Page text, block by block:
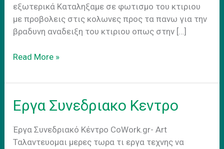
εξωτερικά Kαταληξαμε σε φωτισμο του κτιριου
με προβολεις στις κολωνες προς τα πανω για την
βραδυνη αναδειξη του κτιριου οπως στην […]
CoWork.gr
εξωτερικα
Read More »
Εργα Συνεδριακο Κεντρο
Έργα Συνεδριακό Κέντρο CoWork.gr- Art
Ταλαντευομαι μερες τωρα τι εργα τεχνης να